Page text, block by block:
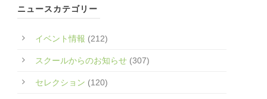
ニュースカテゴリー
イベント情報 (212)
スクールからのお知らせ (307)
セレクション (120)